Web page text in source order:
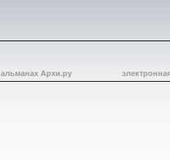
альманах Архи.ру